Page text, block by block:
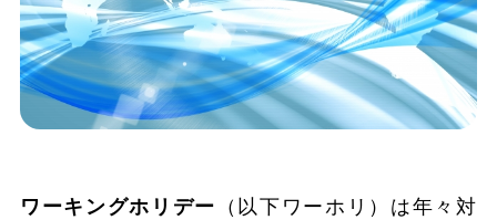
ワーキングホリデー （以下ワーホリ）は年々対